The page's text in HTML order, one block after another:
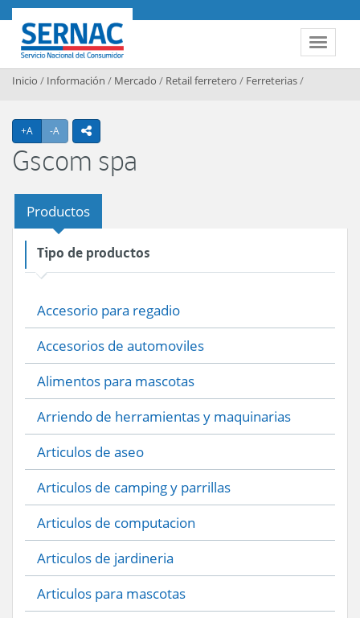
Contenido principal
Toggle
SERNAC
Inicio / Información / Mercado / Retail ferretero / Ferreterias/
+A Agrandar texto
-A Achicar textoicono compartir
Gscom spa
Productos
Tipo de productos
Accesorio para regadio
Accesorios de automoviles
Alimentos para mascotas
Arriendo de herramientas y maquinarias
Articulos de aseo
Articulos de camping y parrillas
Articulos de computacion
Articulos de jardineria
Articulos para mascotas